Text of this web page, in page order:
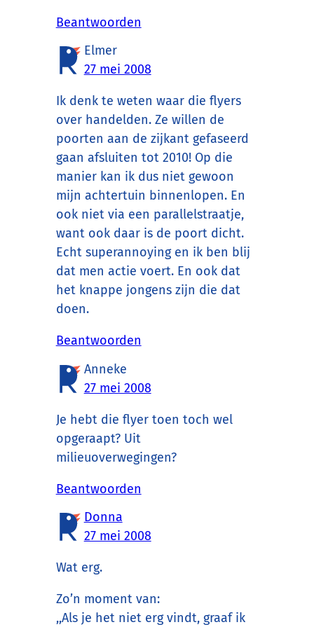
Beantwoorden
Elmer
27 mei 2008
Ik denk te weten waar die flyers
over handelden. Ze willen de
poorten aan de zijkant gefaseerd
gaan afsluiten tot 2010! Op die
manier kan ik dus niet gewoon
mijn achtertuin binnenlopen. En
ook niet via een parallelstraatje,
want ook daar is de poort dicht.
Echt superannoying en ik ben blij
dat men actie voert. En ook dat
het knappe jongens zijn die dat
doen.
Beantwoorden
Anneke
27 mei 2008
Je hebt die flyer toen toch wel
opgeraapt? Uit
milieuoverwegingen?
Beantwoorden
Donna
27 mei 2008
Wat erg.
Zo’n moment van:
,,Als je het niet erg vindt, graaf ik